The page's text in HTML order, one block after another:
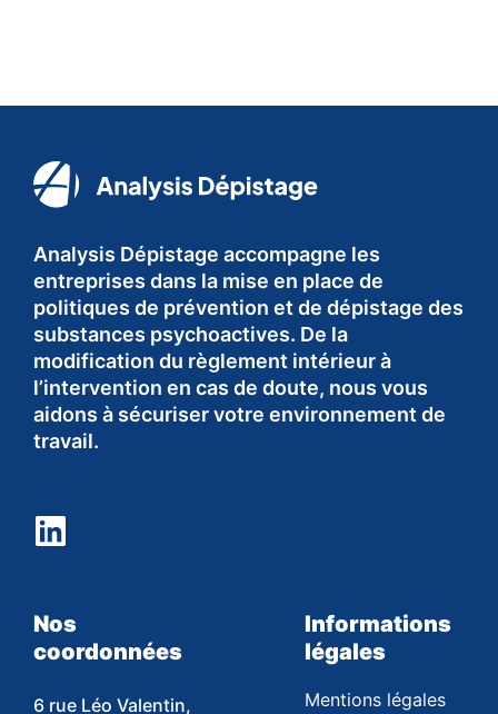
Analysis Dépistage accompagne les
entreprises dans la mise en place de
politiques de prévention et de dépistage des
substances psychoactives. De la
modification du règlement intérieur à
l’intervention en cas de doute, nous vous
aidons à sécuriser votre environnement de
travail.
Nos
coordonnées
6 rue Léo Valentin,
Informations
légales
Mentions légales